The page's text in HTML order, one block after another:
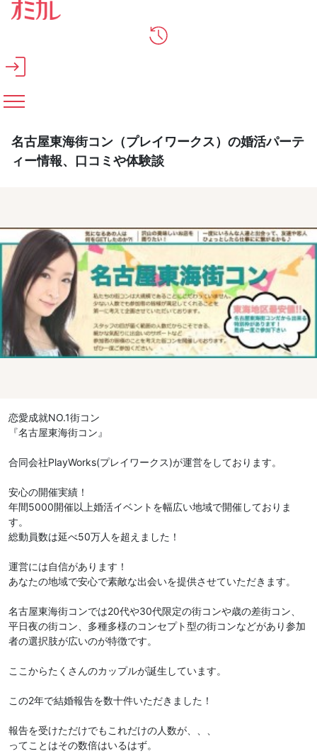
メインコンテンツへスキップ
名古屋東海街コン（プレイワークス）の婚活パーテ
ィー情報、口コミや体験談
恋愛成就NO.1街コン
『名古屋東海街コン』
合同会社PlayWorks(プレイワークス)が運営をしております。
安心の開催実績！
年間5000開催以上婚活イベントを幅広い地域で開催しておりま
す。
総動員数は延べ50万人を超えました！
運営には自信があります！
あなたの地域で安心で素敵な出会いを提供させていただきます。
名古屋東海街コンでは20代や30代限定の街コンや歳の差街コン、
平日夜の街コン、多種多様のコンセプト型の街コンなどがあり参加
者の選択肢が広いのが特徴です。
ここからたくさんのカップルが誕生しています。
この2年で結婚報告を数十件いただきました！
報告を受けただけでもこれだけの人数が、、、
ってことはその数倍はいるはず。